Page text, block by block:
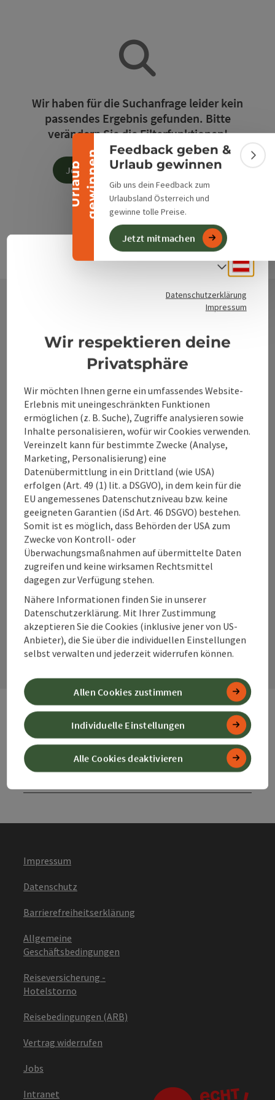
U
r
l
a
u
b
g
e
w
i
n
n
en
Banner einklappen
Feedback geben &
Urlaub gewinnen
Gib uns dein Feedback zum
Urlaubsland Österreich und
gewinne tolle Preise.
Jetzt mitmachen
Wir haben für die Suchanfrage leider kein
passendes Ergebnis gefunden. Bitte
verändern Sie die Filterfunktionen!
Jetzt alle Filter zurücksetzen
Kontakt
Bahnhofstraße 2
4580 Windischgarsten
+43 50 360 360 360
info@360alpenland.com
InstagramFacebookYouTube
Kontaktformular
Webseiten
Services
Impressum
Datenschutz
Barrierefreiheitserklärung
Allgemeine
Geschäftsbedingungen
Reiseversicherung -
Hotelstorno
Reisebedingungen (ARB)
Vertrag widerrufen
Jobs
Intranet
Datenschutzerklärung
Impressum
Wir respektieren deine
Privatsphäre
Wir möchten Ihnen gerne ein umfassendes Website-
Erlebnis mit uneingeschränkten Funktionen
ermöglichen (z. B. Suche), Zugriffe analysieren sowie
Inhalte personalisieren, wofür wir Cookies verwenden.
Vereinzelt kann für bestimmte Zwecke (Analyse,
Marketing, Personalisierung) eine
Datenübermittlung in ein Drittland (wie USA)
erfolgen (Art. 49 (1) lit. a DSGVO), in dem kein für die
EU angemessenes Datenschutzniveau bzw. keine
geeigneten Garantien (iSd Art. 46 DSGVO) bestehen.
Somit ist es möglich, dass Behörden der USA zum
Zwecke von Kontroll- oder
Überwachungsmaßnahmen auf übermittelte Daten
zugreifen und keine wirksamen Rechtsmittel
dagegen zur Verfügung stehen.
Nähere Informationen finden Sie in unserer
Datenschutzerklärung. Mit Ihrer Zustimmung
akzeptieren Sie die Cookies (inklusive jener von US-
Anbieter), die Sie über die individuellen Einstellungen
selbst verwalten und jederzeit widerrufen können.
Alle Cookies deaktivieren
Individuelle Einstellungen
Allen Cookies zustimmen